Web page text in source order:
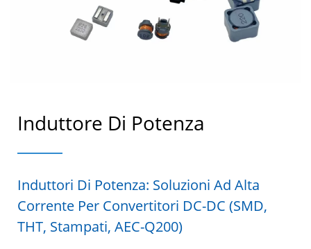
Induttore Di Potenza
Induttori Di Potenza: Soluzioni Ad Alta
Corrente Per Convertitori DC-DC (SMD,
THT, Stampati, AEC-Q200)